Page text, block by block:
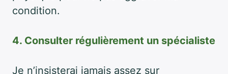
condition.
4. Consulter régulièrement un spécialiste
Je n’insisterai jamais assez sur